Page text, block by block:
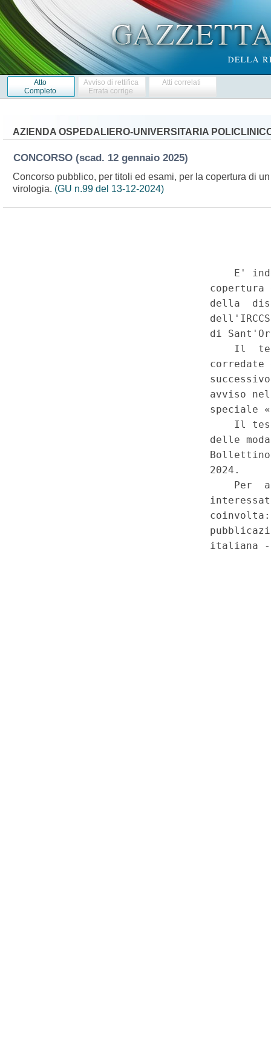
Atto
Completo
Avviso di rettifica
Errata corrige
Atti correlati
AZIENDA OSPEDALIERO-UNIVERSITARIA
CONCORSO (scad. 12 gennaio 2025)
Concorso pubblico, per titoli ed esami, per la copertura di
virologia. (GU n.99 del 13-12-2024)